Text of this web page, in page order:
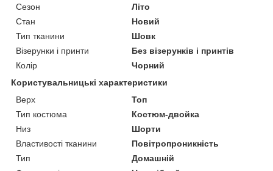
Сезон
Літо
Стан
Новий
Тип тканини
Шовк
Візерунки і принти
Без візерунків і принтів
Колір
Чорний
Користувальницькі характеристики
Верх
Топ
Тип костюма
Костюм-двойка
Низ
Шорти
Властивості тканини
Повітропроникність
Тип
Домашній